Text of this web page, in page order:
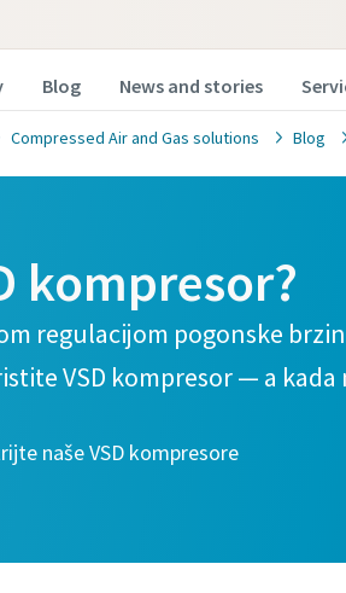
Blog News and stories
Compressed Air and Gas solutions Blog
kompresor?
regulacijom pogonske
VSD kompresor — a kada
naše VSD kompresore